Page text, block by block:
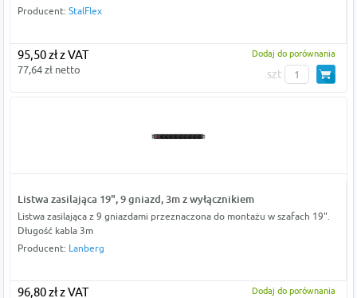
Producent: StalFlex
95,50 zł z VAT
77,64 zł netto
Dodaj do porównania
szt
Listwa zasilająca 19", 9 gniazd, 3m z wyłącznikiem
Listwa zasilająca z 9 gniazdami przeznaczona do montażu w szafach 19".
Długość kabla 3m
Producent: Lanberg
96,80 zł z VAT Dodaj do porównania